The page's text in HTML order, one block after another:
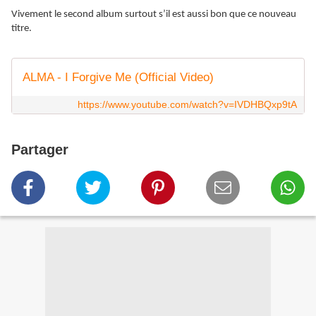
Vivement le second album surtout s’il est aussi bon que ce nouveau
titre.
ALMA - I Forgive Me (Official Video)
https://www.youtube.com/watch?v=IVDHBQxp9tA
Partager